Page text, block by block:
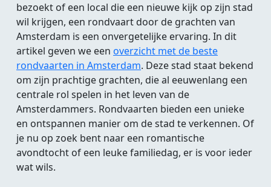
bezoekt of een local die een nieuwe kijk op zijn stad
wil krijgen, een rondvaart door de grachten van
Amsterdam is een onvergetelijke ervaring. In dit
artikel geven we een overzicht met de beste
rondvaarten in Amsterdam. Deze stad staat bekend
om zijn prachtige grachten, die al eeuwenlang een
centrale rol spelen in het leven van de
Amsterdammers. Rondvaarten bieden een unieke
en ontspannen manier om de stad te verkennen. Of
je nu op zoek bent naar een romantische
avondtocht of een leuke familiedag, er is voor ieder
wat wils.